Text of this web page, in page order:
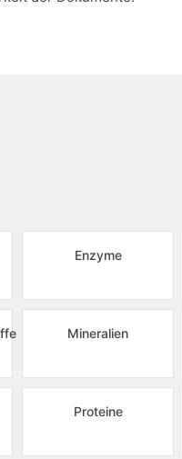
Enzyme
Mineralien
Proteine